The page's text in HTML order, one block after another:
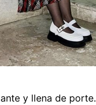
y llena de porte.